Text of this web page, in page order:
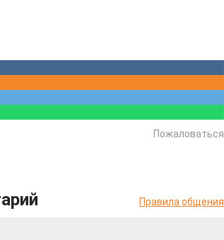
Пожаловаться
Правила общения